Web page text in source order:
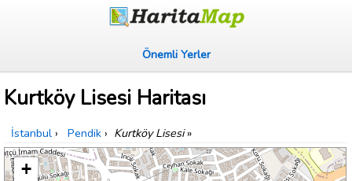
Önemli Yerler
Kurtköy Lisesi Haritası
İstanbul › Pendik › Kurtköy Lisesi»
+